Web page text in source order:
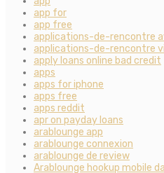
app for
app free
applications-de-rencontre
applications-de-rencontre
apply loans online bad credit
apps
apps for iphone
apps free
apps reddit
apr on payday loans
arablounge app
arablounge connexion
arablounge de review
Arablounge hookup mobile